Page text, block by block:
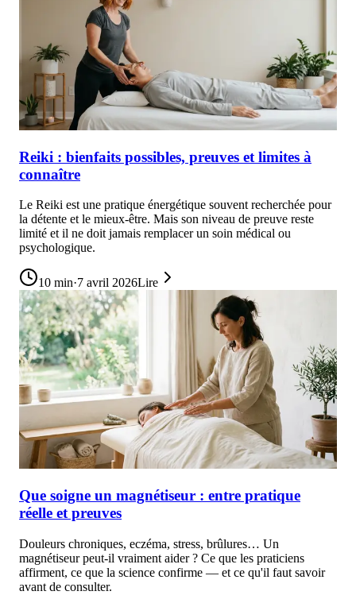
Reiki : bienfaits possibles, preuves et limites à
connaître
Le Reiki est une pratique énergétique souvent recherchée pour
la détente et le mieux-être. Mais son niveau de preuve reste
limité et il ne doit jamais remplacer un soin médical ou
psychologique.
10 min·7 avril 2026Lire
Que soigne un magnétiseur : entre pratique
réelle et preuves
Douleurs chroniques, eczéma, stress, brûlures… Un
magnétiseur peut-il vraiment aider ? Ce que les praticiens
affirment, ce que la science confirme — et ce qu'il faut savoir
avant de consulter.